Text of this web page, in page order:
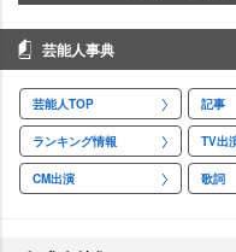
芸能人事典
芸能人TOP 記事
ランキング情報 TV出
CM出演 歌詞